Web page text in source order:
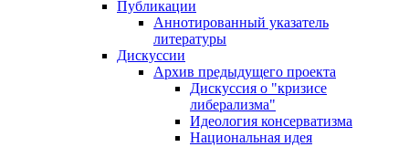
Публикации
Аннотированный указатель
литературы
Дискуссии
Архив предыдущего проекта
Дискуссия о "кризисе
либерализма"
Идеология консерватизма
Национальная идея